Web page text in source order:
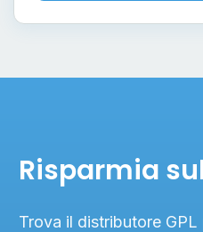
Risparmia
Trova il distributore